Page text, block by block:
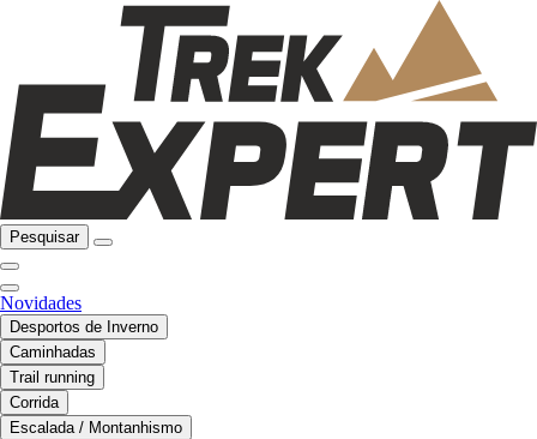
Pesquisar
Novidades
Desportos de Inverno
Caminhadas
Trail running
Corrida
Escalada / Montanhismo